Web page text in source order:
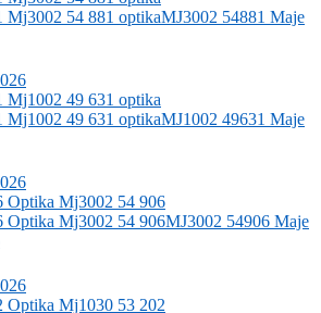
MJ3002 54881 Maje
MJ1002 49631 Maje
MJ3002 54906 Maje